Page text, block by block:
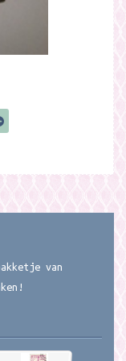
van